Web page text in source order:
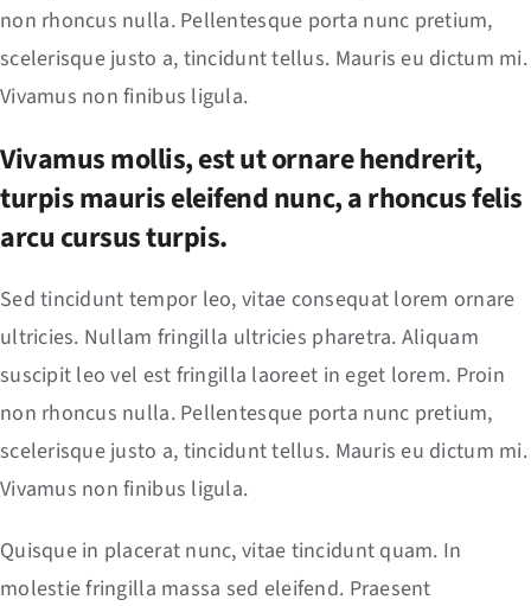
non rhoncus nulla. Pellentesque porta nunc pretium,
scelerisque justo a, tincidunt tellus. Mauris eu dictum mi.
Vivamus non finibus ligula.
Vivamus mollis, est ut ornare hendrerit,
turpis mauris eleifend nunc, a rhoncus felis
arcu cursus turpis.
Sed tincidunt tempor leo, vitae consequat lorem ornare
ultricies. Nullam fringilla ultricies pharetra. Aliquam
suscipit leo vel est fringilla laoreet in eget lorem. Proin
non rhoncus nulla. Pellentesque porta nunc pretium,
scelerisque justo a, tincidunt tellus. Mauris eu dictum mi.
Vivamus non finibus ligula.
Quisque in placerat nunc, vitae tincidunt quam. In
molestie fringilla massa sed eleifend. Praesent